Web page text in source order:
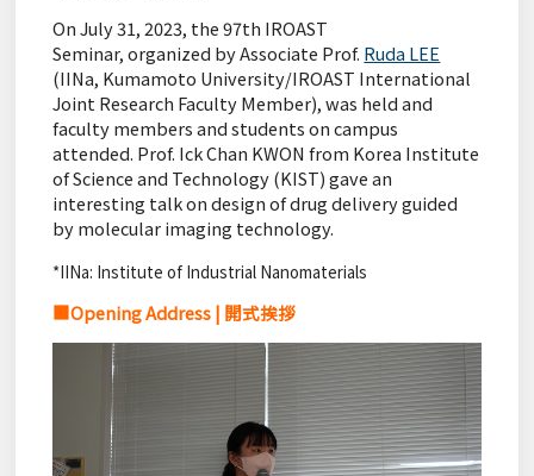
On July 31, 2023, the 97th IROAST
Seminar, organized by Associate Prof. Ruda LEE
(IINa, Kumamoto University/IROAST International
Joint Research Faculty Member), was held and
faculty members and students on campus
attended. Prof. Ick Chan KWON from Korea Institute
of Science and Technology (KIST) gave an
interesting talk on design of drug delivery guided
by molecular imaging technology.
*IINa: Institute of Industrial Nanomaterials
■Opening Address | 開式挨拶